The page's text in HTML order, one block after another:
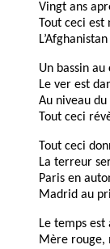
Vingt ans
Tout ceci est
Un bassin
Le ver est
Au niveau
Tout ceci
Tout ceci
La terreur
Paris en
Madrid au
Le temps est
Mère rouge,